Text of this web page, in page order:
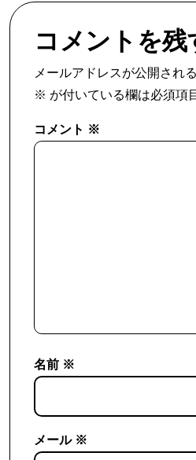
コメントを残
メールアドレスが公開され
※ が付いている欄は必須項
コメント ※
名前 ※
メール ※